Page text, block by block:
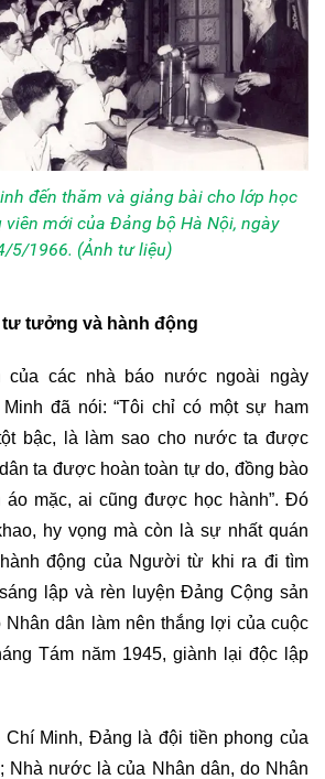
đến thăm và giảng bài cho lớp học
mới của Đảng bộ Hà Nội, ngày
5/1966. (Ảnh tư liệu)
tư tưởng và hành động
của các nhà báo nước ngoài ngày
đã nói: “Tôi chỉ có một sự ham
bậc, là làm sao cho nước ta được
ta được hoàn toàn tự do, đồng bào
mặc, ai cũng được học hành”. Đó
hy vọng mà còn là sự nhất quán
động của Người từ khi ra đi tìm
lập và rèn luyện Đảng Cộng sản
Nhân dân làm nên thắng lợi của cuộc
Tám năm 1945, giành lại độc lập
Minh, Ðảng là đội tiền phong của
Nhà nước là của Nhân dân, do Nhân